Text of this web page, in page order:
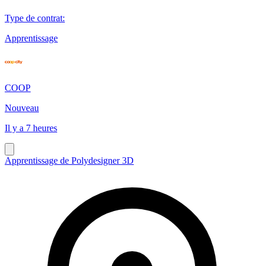
Type de contrat:
Apprentissage
COOP
Nouveau
Il y a 7 heures
Apprentissage de Polydesigner 3D